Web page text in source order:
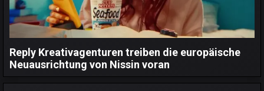
Reply Kreativagenturen treiben die europäische
Neuausrichtung von Nissin voran